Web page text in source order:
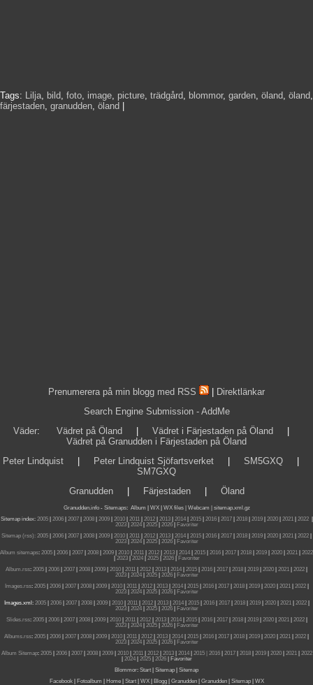
Tags: Lilja, bild, foto, image, picture, trädgård, blommor, garden, öland, öland,
färjestaden, granudden, öland
Prenumerera på min blogg med RSS
Direktlänkar
Search Engine Submission - AddMe
Väder: Vädret på Öland Vädret i Färjestaden på Öland
Vädret på Granudden i Färjestaden på Öland
Peter Lindquist
Peter Lindquist Sjöfartsverket SM5GXQ
SM7GXQ
Granudden| Färjestaden| Öland
Granudden.info- Sitemaps: Album WX WX files | Webcam |
sitemap.xml.gz
Sitemap index: 2005| 2006| 2007| 2008| 2009| 2010| 2011| 2012| 2013| 2014| 2015| 2016| 2017| 2018| 2019| 2020| 2021| 2022|
2023| 2024| 2025| 2026|
Favoriter
Sitemap (rss): 2005 2006 2007 2008 2009 2010 2011 2012 2013 2014 2015 2016 2017 2018 2019 2020 2021 2022
2023| 2024| 2025| 2026|
Favoriter
Album sitemaps: 2005 2006 2007 2008 2009 2010 2011 2012 2013 2014 2015 2016 2017 2018 2019 2020 2021
2022
2023| 2024| 2025| 2026|
Favoriter
Album.rss: 2005 2006 2007 2008 2009 2010 2011 2012 2013 2014 2015 2016 2017 2018 2019 2020 2021 2022
2023| 2024| 2025| 2026|
Favoriter
Images.rss: 2005| 2006| 2007| 2008| 2009| 2010| 2011| 2012| 2013| 2014| 2015| 2016| 2017| 2018| 2019| 2020| 2021| 2022|
2023| 2024| 2025| 2026|
Favoriter
Images.xml: 2005| 2006| 2007| 2008| 2009| 2010| 2011| 2012| 2013| 2014| 2015| 2016| 2017| 2018| 2019| 2020| 2021| 2022|
2023| 2024| 2025| 2026|
Favoriter
Slides.rss: 2005| 2006| 2007| 2008| 2009| 2010| 2011| 2012| 2013| 2014| 2015| 2016| 2017| 2018| 2019| 2020| 2021| 2022|
2023| 2024| 2025| 2026|
Favoriter
Albums.rss: 2005 2006 2007 2008 2009 2010 2011 2012 2013 2014 2015 2016 2017 2018 2019 2020 2021 2022
2023| 2024| 2025| 2026|
Favoriter
Album Sitemap: 2005| 2006| 2007| 2008| 2009| 2010| 2011| 2012| 2013| 2014| 2015 | 2016| 2017| 2018| 2019| 2020| 2021| 2022
2024| 2025| 2026|
Favoriter
Blommor: Start Sitemap
Sitemap
Facebook| Fotoalbum Home| Start| WX| Blogg| Granudden| Granudden| Sitemap| WX